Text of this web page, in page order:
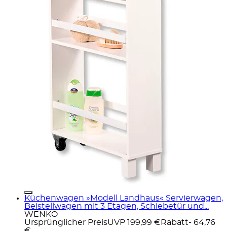
Küchenwagen »Modell Landhaus« Servierwagen,
Beistellwagen mit 3 Etagen, Schiebetür und...
WENKO
Ursprünglicher PreisUVP 199,99 € Rabatt- 64,76